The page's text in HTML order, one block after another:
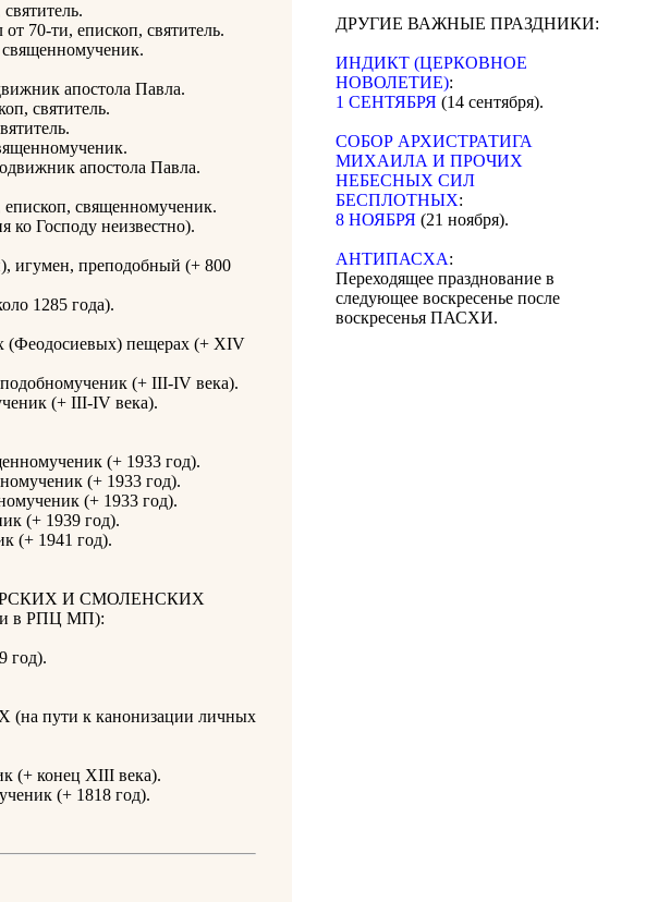
70-ти, епископ, святитель.
апостола Павла.
святитель.
апостола Павла.
священномученик.
ко Господу неизвестно).
игумен, преподобный (+ 800
1285 года).
(Феодосиевых) пещерах (+ XIV
(+ III-IV века).
(+ III-IV века).
(+ 1933 год).
(+ 1933 год).
(+ 1933 год).
(+ 1939 год).
(+ 1941 год).
И СМОЛЕНСКИХ
в РПЦ МП):
год).
к канонизации личных
(+ конец XIII века).
(+ 1818 год).
ДРУГИЕ ВАЖНЫЕ ПРАЗДНИКИ:
ИНДИКТ (ЦЕРКОВНОЕ
НОВОЛЕТИЕ):
1 СЕНТЯБРЯ (14 сентября).
CОБОР АРХИСТРАТИГА
МИХАИЛА И ПРОЧИХ
НЕБЕСНЫХ СИЛ
БЕСПЛОТНЫХ:
8 НОЯБРЯ (21 ноября).
АНТИПАСХА:
Переходящее празднование в
следующее воскресенье после
воскресенья ПАСХИ.